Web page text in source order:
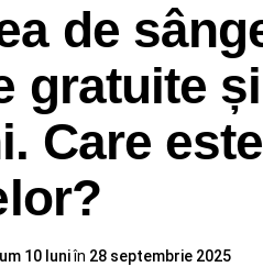
de
gratuite
Care
10 luniîn 28 septembrie 2025